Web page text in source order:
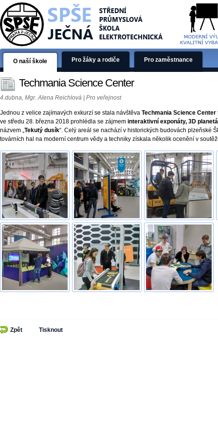
O naší škole Pro žáky a rodiče Pro zaměstnance
Techmania Science Center
4.dubna, Mgr. Alena Reichlová | Pro veřejnost
Jednou z velice zajímavých exkurzí se stala návštěva Techmania Science Center
ve středu 28. března 2018 prohlédla se zájmem interaktivní exponáty, 3D
názvem „Tekutý dusík“. Celý areál se nachází v historických budovách plzeňské
továrních hal na moderní centrum vědy a techniky získala několik ocenění v
Zpět Tisknout